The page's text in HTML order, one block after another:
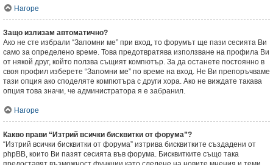
Нагоре
Защо излизам автоматично?
Ако не сте избрали “Запомни ме” при вход, то форумът ще пази сесията Ви
само за определено време. Това предотвратява използване на профила Ви
от някой друг, който ползва същият компютър. За да останете постоянно в
своя профил изберете “Запомни ме” по време на вход. Не Ви препоръчваме
тази опция ако споделяте компютъра с други хора. Ако не виждате такава
опция това значи, че администратора я е забранил.
Нагоре
Какво прави “Изтрий всички бисквитки от форума”?
“Изтрий всички бисквитки от форума” изтрива бисквитките създадени от
phpBB, които Ви пазят сесията във форума. Бисквитките също така